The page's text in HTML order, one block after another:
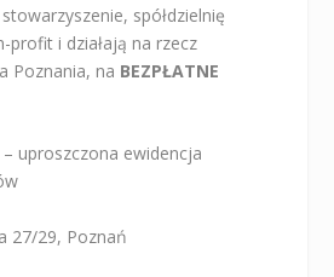
spółdzielnię
profit i działają na rzecz
Poznania, na BEZPŁATNE
uproszczona ewidencja
27/29, Poznań